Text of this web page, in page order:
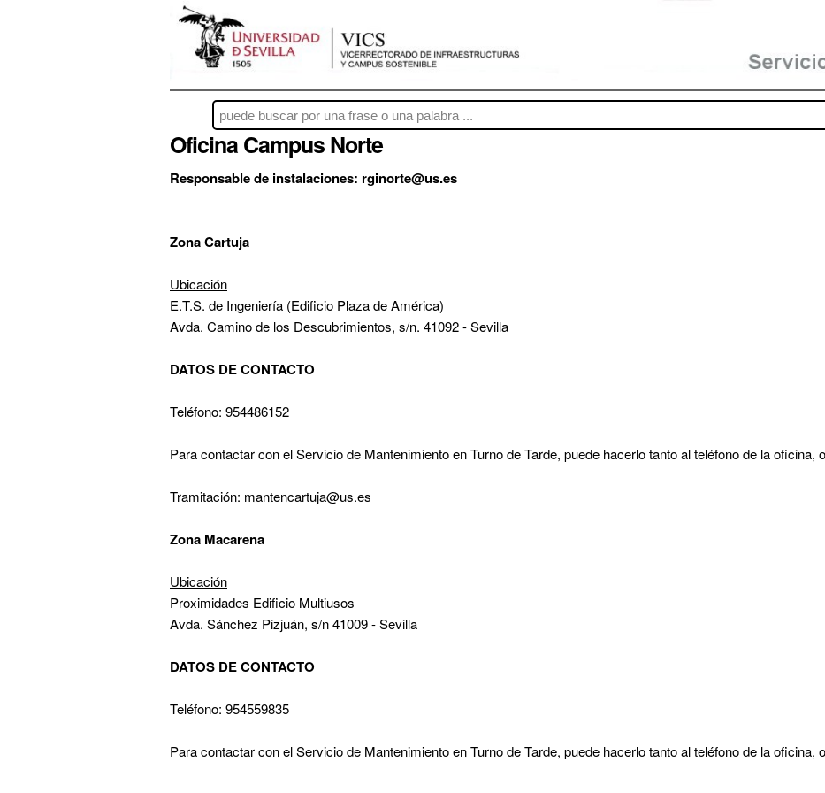
Oficina Campus Norte
Responsable de instalaciones: rginorte@us.es
Zona Cartuja
Ubicación
E.T.S. de Ingeniería (Edificio Plaza de América)
Avda. Camino de los Descubrimientos, s/n. 41092 - Sevilla
DATOS DE CONTACTO
Teléfono: 954486152
Para contactar con el Servicio de Mantenimiento en Turno de Tarde, puede hacerlo tanto al teléfono de la oficina,
Tramitación: mantencartuja@us.es
Zona Macarena
Ubicación
Proximidades Edificio Multiusos
Avda. Sánchez Pizjuán, s/n 41009 - Sevilla
DATOS DE CONTACTO
Teléfono: 954559835
Para contactar con el Servicio de Mantenimiento en Turno de Tarde, puede hacerlo tanto al teléfono de la oficina,